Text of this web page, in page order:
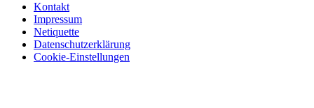
Kontakt
Impressum
Netiquette
Datenschutzerklärung
Cookie-Einstellungen